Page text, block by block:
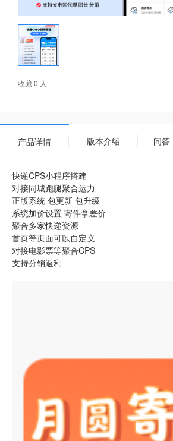
收藏 0 人
产品详情 版本介绍 问答
快递CPS小程序搭建
对接同城跑腿聚合运力
正版系统 包更新 包升级
系统加价设置 寄件拿差价
聚合多家快递资源
首页等页面可以自定义
对接电影票等聚合CPS
支持分销返利